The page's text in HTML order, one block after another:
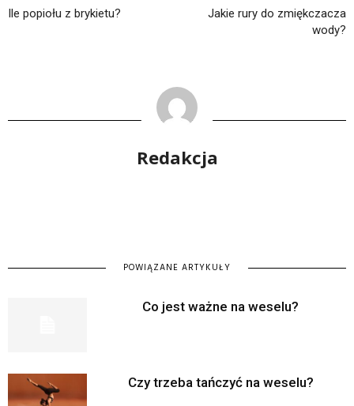
Ile popiołu z brykietu?
Jakie rury do zmiękczacza
wody?
Redakcja
POWIĄZANE ARTYKUŁY
Co jest ważne na weselu?
Czy trzeba tańczyć na weselu?